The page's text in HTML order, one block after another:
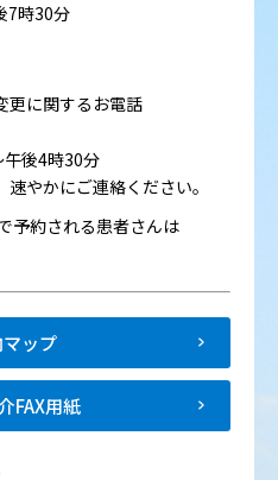
7時30分
更に関するお電話
後4時30分
やかにご連絡ください。
予約される患者さんは
ップ
FAX用紙